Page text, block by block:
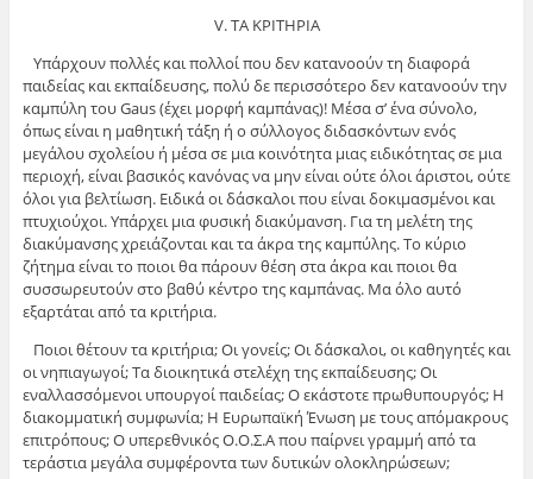
V. ΤΑ ΚΡΙΤΗΡΙΑ
Υπάρχουν πολλές και πολλοί που δεν κατανοούν τη διαφορά
παιδείας και εκπαίδευσης, πολύ δε περισσότερο δεν κατανοούν την
καμπύλη του Gaus (έχει μορφή καμπάνας)! Μέσα σ’ ένα σύνολο,
όπως είναι η μαθητική τάξη ή ο σύλλογος διδασκόντων ενός
μεγάλου σχολείου ή μέσα σε μια κοινότητα μιας ειδικότητας σε μια
περιοχή, είναι βασικός κανόνας να μην είναι ούτε όλοι άριστοι, ούτε
όλοι για βελτίωση. Ειδικά οι δάσκαλοι που είναι δοκιμασμένοι και
πτυχιούχοι. Υπάρχει μια φυσική διακύμανση. Για τη μελέτη της
διακύμανσης χρειάζονται και τα άκρα της καμπύλης. Το κύριο
ζήτημα είναι το ποιοι θα πάρουν θέση στα άκρα και ποιοι θα
συσσωρευτούν στο βαθύ κέντρο της καμπάνας. Μα όλο αυτό
εξαρτάται από τα κριτήρια.
Ποιοι θέτουν τα κριτήρια; Οι γονείς; Οι δάσκαλοι, οι καθηγητές και
οι νηπιαγωγοί; Τα διοικητικά στελέχη της εκπαίδευσης; Οι
εναλλασσόμενοι υπουργοί παιδείας; Ο εκάστοτε πρωθυπουργός; Η
διακομματική συμφωνία; Η Ευρωπαϊκή Ένωση με τους απόμακρους
επιτρόπους; Ο υπερεθνικός Ο.Ο.Σ.Α που παίρνει γραμμή από τα
τεράστια μεγάλα συμφέροντα των δυτικών ολοκληρώσεων;